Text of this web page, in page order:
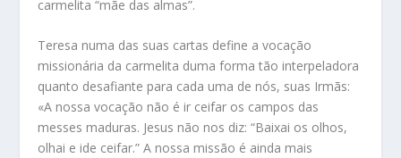
carmelita “mãe das almas”.
Teresa numa das suas cartas define a vocação
missionária da carmelita duma forma tão interpeladora
quanto desafiante para cada uma de nós, suas Irmãs:
«A nossa vocação não é ir ceifar os campos das
messes maduras. Jesus não nos diz: “Baixai os olhos,
olhai e ide ceifar.” A nossa missão é ainda mais